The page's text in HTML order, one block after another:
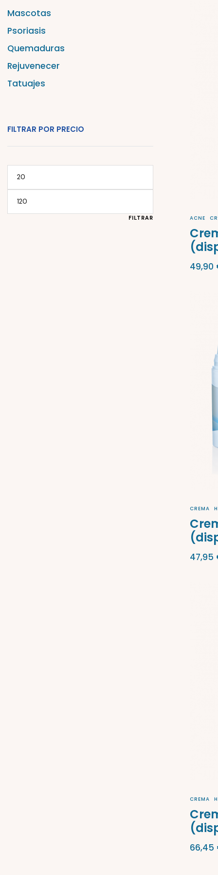
Mascotas
Psoriasis
Quemaduras
Rejuvenecer
Tatuajes
FILTRAR POR PRECIO
FILTRAR ACNE
49,90
CREMA
47,95
CREMA
66,45